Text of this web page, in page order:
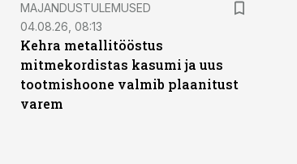
MAJANDUSTULEMUSED
04.08.26, 08:13
Kehra metallitööstus
mitmekordistas kasumi ja uus
tootmishoone valmib plaanitust
varem